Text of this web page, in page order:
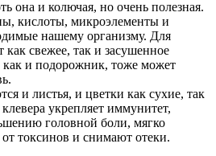
она и колючая, но очень полезная.
кислоты, микроэлементы и
нашему организму. Для
свежее, так и засушенное
как и подорожник, тоже может
и листья, и цветки как сухие, так
укрепляет иммунитет,
головной боли, мягко
токсинов и снимают отеки.